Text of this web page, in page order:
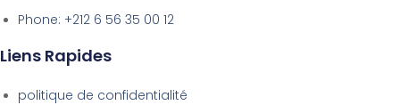
Phone: +212 6 56 35 00 12
Liens Rapides
politique de confidentialité